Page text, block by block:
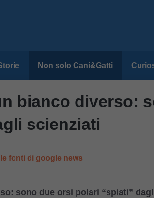
Non solo Cani&Gatti
bianco diverso:
scienziati
fonti di google news
sono due orsi polari “spiati”